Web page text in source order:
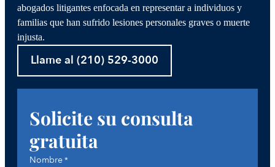
abogados litigantes enfocada en representar a individuos y
familias que han sufrido lesiones personales graves o muerte
injusta.
Llame al (210) 529-3000
Solicite su consulta
gratuita
Nombre*